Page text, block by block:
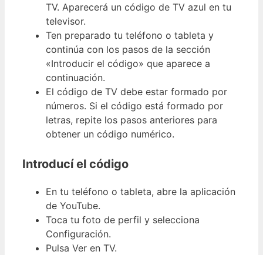
TV. Aparecerá un código de TV azul en tu
televisor.
Ten preparado tu teléfono o tableta y
continúa con los pasos de la sección
«Introducir el código» que aparece a
continuación.
El código de TV debe estar formado por
números. Si el código está formado por
letras, repite los pasos anteriores para
obtener un código numérico.
Introducí el código
En tu teléfono o tableta, abre la aplicación
de YouTube.
Toca tu foto de perfil y selecciona
Configuración.
Pulsa Ver en TV.